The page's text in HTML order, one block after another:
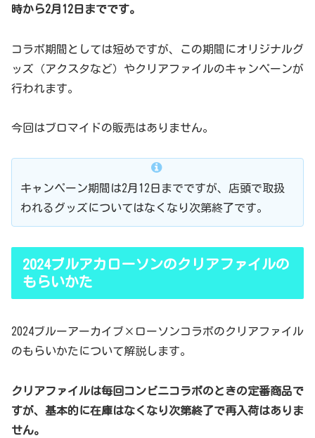
時から2月12日までです。
コラボ期間としては短めですが、この期間にオリジナルグ
ッズ（アクスタなど）やクリアファイルのキャンペーンが
行われます。
今回はブロマイドの販売はありません。
キャンペーン期間は2月12日までですが、店頭で取扱
われるグッズについてはなくなり次第終了です。
2024ブルアカローソンのクリアファイルの
もらいかた
2024ブルーアーカイブ×ローソンコラボのクリアファイル
のもらいかたについて解説します。
クリアファイルは毎回コンビニコラボのときの定番商品で
すが、基本的に在庫はなくなり次第終了で再入荷はありま
せん。